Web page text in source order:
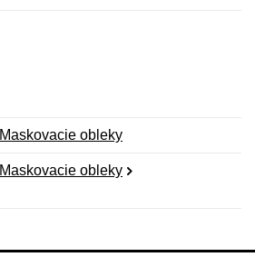
Maskovacie obleky
Maskovacie obleky